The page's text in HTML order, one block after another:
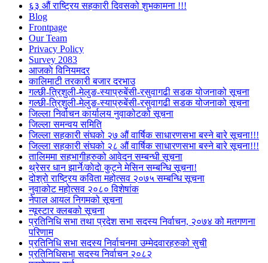
६३ औं राष्ट्रिय सहकारी दिवसको शुभकामना !!!
Blog
Frontpage
Our Team
Privacy Policy
Survey 2083
आजकाे विनियमदर
कालिमाटी तरकारी बजार दरभाउ
गल्छी-त्रिशुली-मेलुङ-स्याप्रुबेंसी-रसुवागढी सडक योजनाको सूचना
गल्छी-त्रिशुली-मेलुङ-स्याप्रुबेंसी-रसुवागढी सडक योजनाको सूचना
जिल्ला निर्वाचन कार्यालय नुवाकोटको सूचना
जिल्ला समन्वय समिति
जिल्ला सहकारी संघको २७ औं वार्षिक साधारणसभा बस्ने बारे सूचना!!!
जिल्ला सहकारी संघको २८ औं वार्षिक साधारणसभा बस्ने बारे सूचना!!!
तालिममा सहभागीहरुको आवेदन सम्बन्धी सूचना
थ्रेसर धान झार्ने/काेदाे कुट्ने मेसिन सम्बन्धि सूचना!
दोश्रो राष्ट्रिय कविता महोत्सव २०७५ सम्बन्धि सूचना
नुवाकोट महोत्सव २०८० विशेषांक
नेपाल आयल निगमको सूचना
न्यूस्टार क्लबको सूचना
प्रतिनिधि सभा तथा प्रदेश सभा सदस्य निर्वाचन, २०७४ को मतगणना
परिणाम
प्रतिनिधि सभा सदस्य निर्वाचनमा उम्मेदवारहरुको सुची
प्रतिनिधिसभा सदस्य निर्वाचन २०८२